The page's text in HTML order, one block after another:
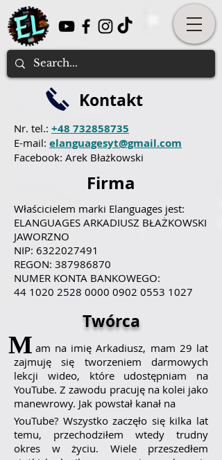
Kontakt
Firma
Nr. tel.: +48 732858735
E-mail: elanguagesyt@gmail.com
Facebook: Arek Błażkowski
Właścicielem marki Elanguages jest:
ELANGUAGES ARKADIUSZ BŁAŻKOWSKI
JAWORZNO
NIP: 6322027491
REGON: 387986870
NUMER KONTA BANKOWEGO:
44 1020 2528 0000 0902 0553 1027
am na imię Arkadiusz, mam 29 lat
zajmuję się tworzeniem darmowych
lekcji wideo, które udostępniam na
YouTube. Z zawodu pracuję na kolei jako
manewrowy. Jak powstał kanał na
M
Twórca
YouTube? Wszystko zaczęło się kilka lat
temu, przechodziłem wtedy trudny
okres w życiu. Wiele przeszedłem